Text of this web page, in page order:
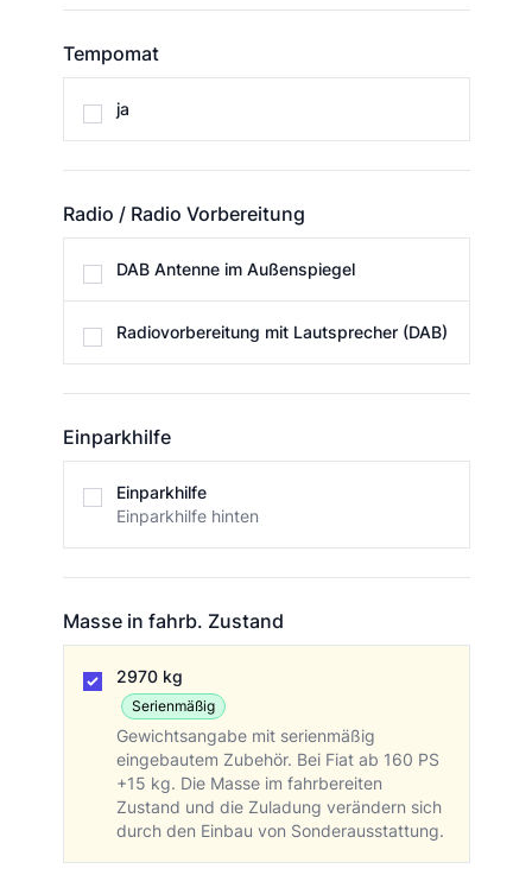
Tempomat
ja
Radio / Radio Vorbereitung
DAB Antenne im Außenspiegel
Radiovorbereitung mit Lautsprecher (DAB)
Einparkhilfe
Einparkhilfe
Einparkhilfe hinten
Masse in fahrb. Zustand
2970 kg
Serienmäßig
Gewichtsangabe mit serienmäßig
eingebautem Zubehör. Bei Fiat ab 160 PS
+15 kg. Die Masse im fahrbereiten
Zustand und die Zuladung verändern sich
durch den Einbau von Sonderausstattung.